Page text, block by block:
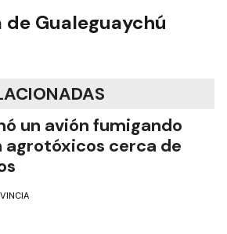
de Gualeguaychú
un avión fumigando
agrotóxicos cerca de